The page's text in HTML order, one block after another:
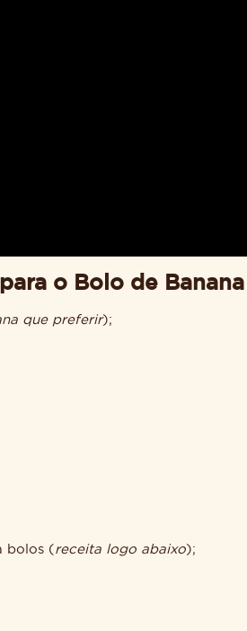
o Bolo de Banana
que preferir);
bolos ( receita logo abaixo);